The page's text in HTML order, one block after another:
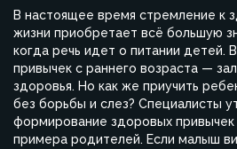
В настоящее время стремление к
жизни приобретает всё большую
когда речь идет о питании детей.
привычек с раннего возраста —
здоровья. Но как же приучить
без борьбы и слез? Специалисты
формирование здоровых привычек
примера родителей. Если малыш